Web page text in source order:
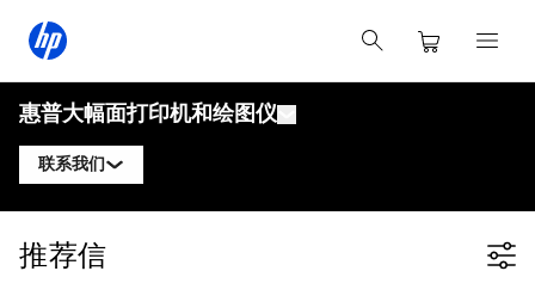
惠普大幅面打印机和绘图仪
联系我们
联系惠普DesignJet专家
惠普DesignJet技术绘图仪
解决方案与服务
推荐信
Filter category